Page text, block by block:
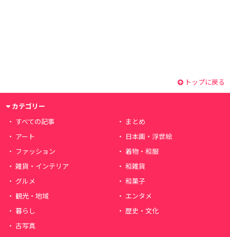
トップに戻る
カテゴリー
すべての記事
まとめ
アート
日本画・浮世絵
ファッション
着物・和服
雑貨・インテリア
和雑貨
グルメ
和菓子
観光・地域
エンタメ
暮らし
歴史・文化
古写真